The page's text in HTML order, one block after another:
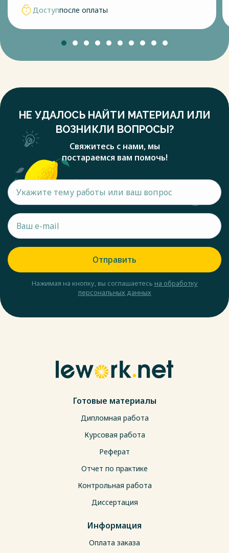
Доступпосле оплаты
НЕ УДАЛОСЬ НАЙТИ МАТЕРИАЛ ИЛИ
ВОЗНИКЛИ ВОПРОСЫ?
Свяжитесь с нами, мы
постараемся вам помочь!
Отправить
Нажимая на кнопку, вы соглашаетесь на обработку
персональных данных
Готовые материалы
Дипломная работа
Курсовая работа
Реферат
Отчет по практике
Контрольная работа
Диссертация
Информация
Оплата заказа